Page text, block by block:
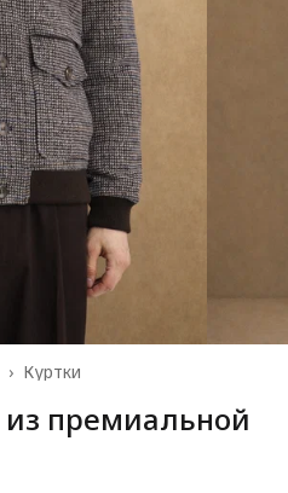
Куртки
›
премиальной